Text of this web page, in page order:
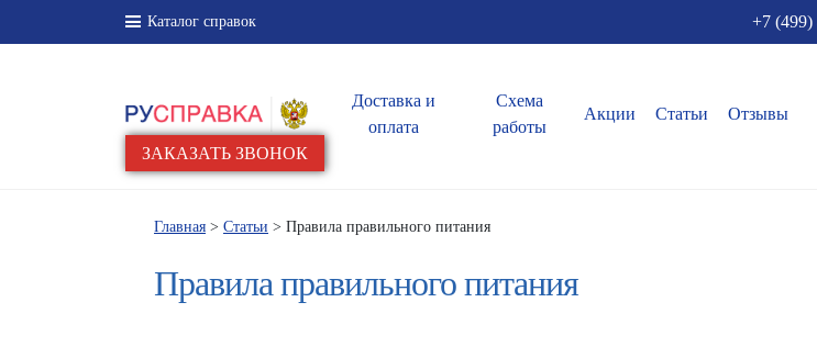
Каталог справок +7 (499)
Доставка и
оплата
Схема
работы
Акции Статьи Отзывы
ЗАКАЗАТЬ ЗВОНОК
Главная >Статьи > Правила правильного питания
Правила правильного питания